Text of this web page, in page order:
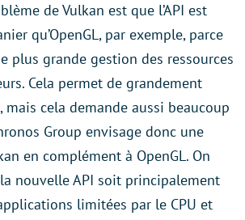
de Vulkan est que l’API est
qu’OpenGL, par exemple, parce
plus grande gestion des ressources
Cela permet de grandement
cela demande aussi beaucoup
Group envisage donc une
en complément à OpenGL. On
la nouvelle API soit principalement
limitées par le CPU et